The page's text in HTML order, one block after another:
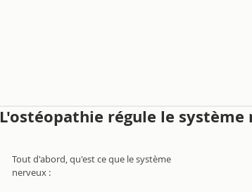
L'ostéopathie régule le système
Tout d'abord, qu'est ce que le système
nerveux :